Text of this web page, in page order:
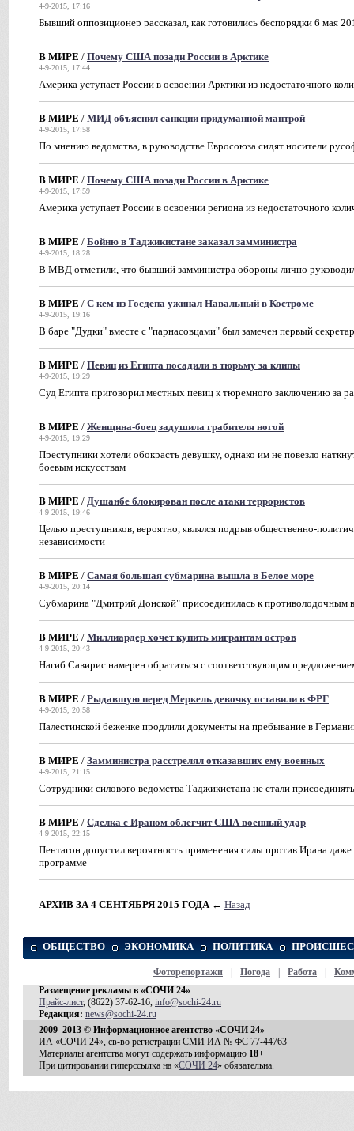
4-9-2015, 17:16
Бывший оппозиционер рассказал, как готовились беспорядки 6 мая
В МИРЕ / Почему США позади России в Арктике
4-9-2015, 17:44
Америка уступает России в освоении Арктики из недостаточного
В МИРЕ / МИД объяснил санкции придуманной мантрой
4-9-2015, 17:58
По мнению ведомства, в руководстве Евросоюза сидят носители
В МИРЕ / Почему США позади России в Арктике
4-9-2015, 17:59
Америка уступает России в освоении региона из недостаточного
В МИРЕ / Бойню в Таджикистане заказал замминистра
4-9-2015, 18:28
В МВД отметили, что бывший замминистра обороны лично
В МИРЕ / С кем из Госдепа ужинал Навальный в Костроме
4-9-2015, 19:16
В баре "Дудки" вместе с "парнасовцами" был замечен первый
В МИРЕ / Певиц из Египта посадили в тюрьму за клипы
4-9-2015, 19:29
Суд Египта приговорил местных певиц к тюремного заключению за
В МИРЕ / Женщина-боец задушила грабителя ногой
4-9-2015, 19:29
Преступники хотели обокрасть девушку, однако им не повезло
боевым искусствам
В МИРЕ / Душанбе блокирован после атаки террористов
4-9-2015, 19:46
Целью преступников, вероятно, являлся подрыв общественно-
независимости
В МИРЕ / Самая большая субмарина вышла в Белое море
4-9-2015, 20:14
Субмарина "Дмитрий Донской" присоединилась к противолодочным
В МИРЕ / Миллиардер хочет купить мигрантам остров
4-9-2015, 20:43
Нагиб Савирис намерен обратиться с соответствующим
В МИРЕ / Рыдавшую перед Меркель девочку оставили в ФРГ
4-9-2015, 20:58
Палестинской беженке продлили документы на пребывание в
В МИРЕ / Замминистра расстрелял отказавших ему военных
4-9-2015, 21:15
Сотрудники силового ведомства Таджикистана не стали
В МИРЕ / Сделка с Ираном облегчит США военный удар
4-9-2015, 22:15
Пентагон допустил вероятность применения силы против Ирана
программе
АРХИВ ЗА 4 СЕНТЯБРЯ 2015 ГОДА ← Назад
ОБЩЕСТВО ЭКОНОМИКА ПОЛИТИКА
Фоторепортажи Погода Работа
Размещение рекламы в «СОЧИ 24»
Прайс-лист, (8622) 37-62-16, info@sochi-24.ru
Редакция: news@sochi-24.ru
2009–2013 © Информационное агентство «СОЧИ 24»
ИА «СОЧИ 24», св-во регистрации СМИ ИА № ФС 77-44763
Материалы агентства могут содержать информацию 18+
При цитировании гиперссылка на «СОЧИ 24» обязательна.